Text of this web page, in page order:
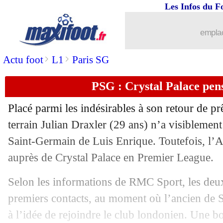
Actu foot> L1 > Paris SG
Les Infos du
PSG : Crystal Palace
Placé parmi les indésirables à son retour de
terrain Julian Draxler (29 ans) n’a
Saint-Germain de Luis Enrique. Toutefois,
auprès de Crystal Palace en Premier League.
Selon les informations de RMC Sport, les
premiers contacts, au moment où l’ancien de
à l’idée de rejoindre le club londonien. Une
: Guendouzi ne sera pas remplacé
25/08 Angleterre: la Jamaïque a sondé
25/08 Rennes: Abline prolongé jusqu'en
25/08 PSG: Marquinhos capitaine, Luis
25/08 Chelsea : A. Santos prêté à
25/08 Lyon: Barcola a annoncé son choix
25/08 Barça: Ter Stegen prolonge jusqu'en